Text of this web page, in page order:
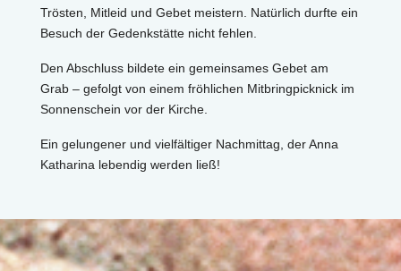
Trösten, Mitleid und Gebet meistern. Natürlich durfte ein
Besuch der Gedenkstätte nicht fehlen.
Den Abschluss bildete ein gemeinsames Gebet am
Grab – gefolgt von einem fröhlichen Mitbringpicknick im
Sonnenschein vor der Kirche.
Ein gelungener und vielfältiger Nachmittag, der Anna
Katharina lebendig werden ließ!